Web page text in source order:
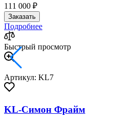
111 000 ₽
Заказать
Подробнее
Быстрый просмотр
Артикул: KL7
KL-Симон Фрайм